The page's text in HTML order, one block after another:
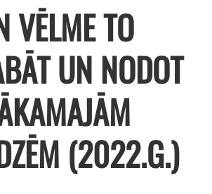
VĒLME TO
UN NODOT
(2022.G.)